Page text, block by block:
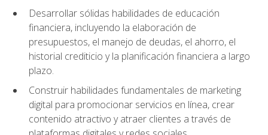
Desarrollar sólidas habilidades de educación
financiera, incluyendo la elaboración de
presupuestos, el manejo de deudas, el ahorro, el
historial crediticio y la planificación financiera a largo
plazo.
Construir habilidades fundamentales de marketing
digital para promocionar servicios en línea, crear
contenido atractivo y atraer clientes a través de